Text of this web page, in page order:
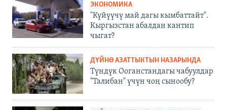
ЭКОНОМИКА
"Күйүүчү май дагы кымбаттайт".
Кыргызстан абалдан кантип
чыгат?
ДҮЙНӨ АЗАТТЫКТЫН НАЗАРЫНДА
Түндүк Ооганстандагы чабуулдар
"Талибан" үчүн чоң сынообу?